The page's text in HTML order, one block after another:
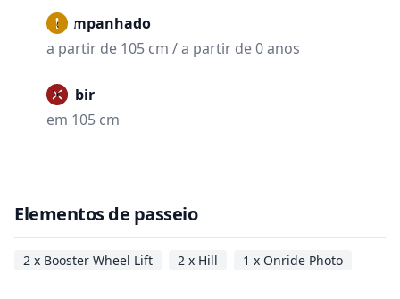
Acompanhado
a partir de 105 cm / a partir de 0 anos
Proibir
em 105 cm
Elementos de passeio
2 x Booster Wheel Lift 2 x Hill 1 x Onride Photo